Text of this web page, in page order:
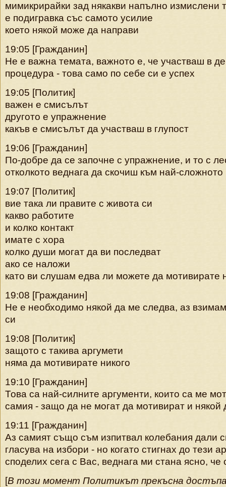
мимикрирайки зад някакви напълно измислени
е подигравка със самото усилие
което някой може да направи
19:05 [Гражданин]
Не е важна темата, важното е, че участваш в
процедура - това само по себе си е успех
19:05 [Политик]
важен е смисълът
другото е упражнение
какъв е смисълът да участваш в глупост
19:06 [Гражданин]
По-добре да се започне с упражнение, и то с
отколкото веднага да скочиш към най-
19:07 [Политик]
вие така ли правите с живота си
какво работите
и колко контакт
имате с хора
колко души могат да ви последват
ако се наложи
като ви слушам едва ли можете да мотивирате
19:08 [Гражданин]
Не е необходимо някой да ме следва, аз
си
19:08 [Политик]
защото с такива аргумети
няма да мотивирате никого
19:10 [Гражданин]
Това са най-силните аргументи, които са ме
самия - защо да не могат да мотивират и някой
19:11 [Гражданин]
Аз самият също съм изпитвал колебания дали
гласува на избори - но когато стигнах до тези
споделих сега с Вас, веднага ми стана ясно, че
[В този момент Политикът прекъсна достъпа